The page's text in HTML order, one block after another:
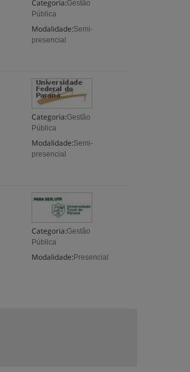
Categoria:Gestão
Pública
Modalidade:Semi-
presencial
Categoria:Gestão
Pública
Modalidade:Semi-
presencial
Categoria:Gestão
Pública
Modalidade: Presencial